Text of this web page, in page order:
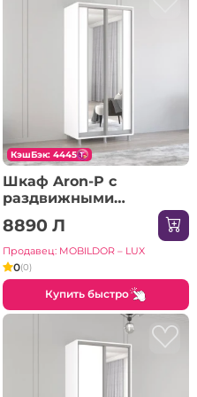
КэшБэк: 4445
Шкаф Aron-P с
раздвижными
дверями из ЛДСП с
вертикальным
зеркалом (180x60x210H
см) Sonoma
8890 Л
Продавец: MOBILDOR – LUX
0(0)
Купить быстро